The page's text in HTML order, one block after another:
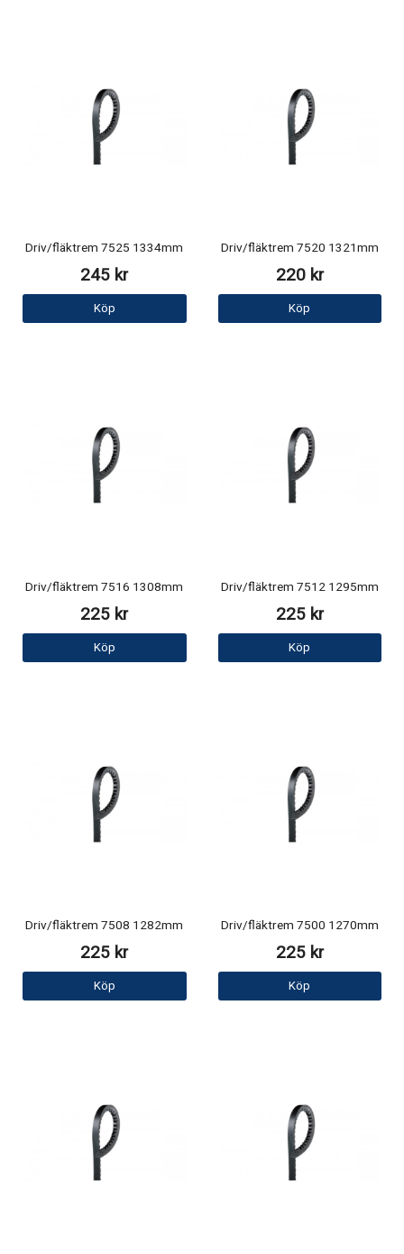
Driv/fläktrem 7525 1334mm
245 kr
Köp
Driv/fläktrem 7520 1321mm
220 kr
Köp
Driv/fläktrem 7516 1308mm
225 kr
Köp
Driv/fläktrem 7512 1295mm
225 kr
Köp
Driv/fläktrem 7508 1282mm
225 kr
Köp
Driv/fläktrem 7500 1270mm
225 kr
Köp